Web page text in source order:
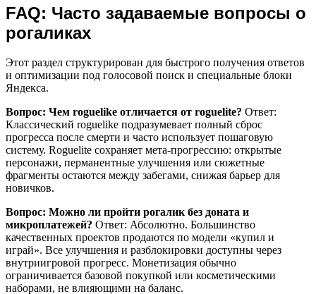
FAQ: Часто задаваемые вопросы о
рогаликах
Этот раздел структурирован для быстрого получения ответов
и оптимизации под голосовой поиск и специальные блоки
Яндекса.
Вопрос: Чем roguelike отличается от roguelite? Ответ:
Классический roguelike подразумевает полный сброс
прогресса после смерти и часто использует пошаговую
систему. Roguelite сохраняет мета-прогрессию: открытые
персонажи, перманентные улучшения или сюжетные
фрагменты остаются между забегами, снижая барьер для
новичков.
Вопрос: Можно ли пройти рогалик без доната и
микроплатежей? Ответ: Абсолютно. Большинство
качественных проектов продаются по модели «купил и
играй». Все улучшения и разблокировки доступны через
внутриигровой прогресс. Монетизация обычно
ограничивается базовой покупкой или косметическими
наборами, не влияющими на баланс.